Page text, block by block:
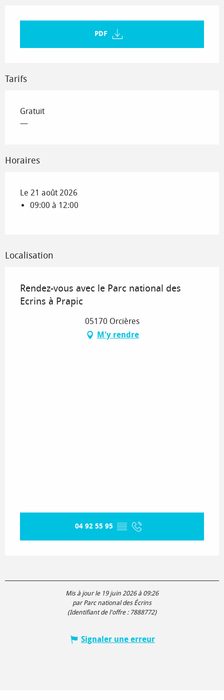
PDF
Tarifs
Gratuit
—
Horaires
Le 21 août 2026
09:00 à 12:00
Localisation
Rendez-vous avec le Parc national des
Ecrins à Prapic
05170 Orcières
M'y rendre
04 92 55 95 ▒▒
Mis à jour le 19 juin 2026 à 09:26
par Parc national des Écrins
(Identifiant de l'offre : 7888772)
Signaler une erreur